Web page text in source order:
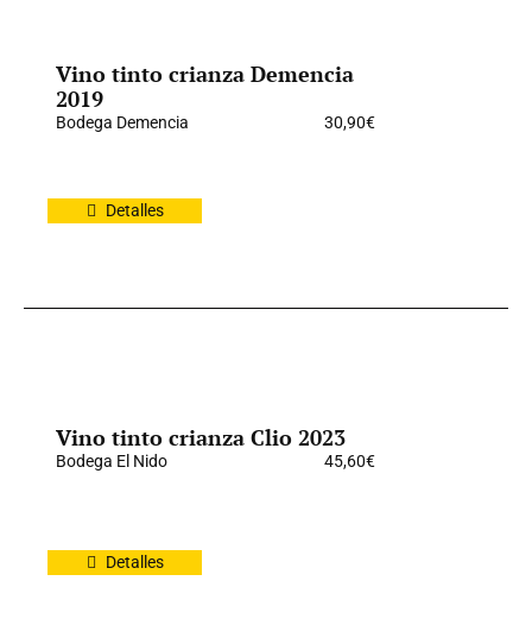
Vino tinto crianza Demencia
2019
Bodega Demencia 30,90€
Detalles
Vino tinto crianza Clio 2023
Bodega El Nido 45,60€
Detalles